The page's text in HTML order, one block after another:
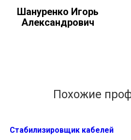
Шануренко Игорь
Александрович
Похожие
Стабилизировщик кабелей